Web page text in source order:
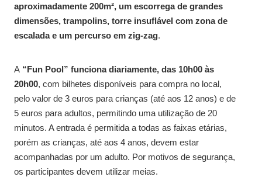
aproximadamente 200m², um escorrega de grandes
dimensões, trampolins, torre insuflável com zona de
escalada e um percurso em zig-zag.
A “Fun Pool” funciona diariamente, das 10h00 às
20h00, com bilhetes disponíveis para compra no local,
pelo valor de 3 euros para crianças (até aos 12 anos) e de
5 euros para adultos, permitindo uma utilização de 20
minutos. A entrada é permitida a todas as faixas etárias,
porém as crianças, até aos 4 anos, devem estar
acompanhadas por um adulto. Por motivos de segurança,
os participantes devem utilizar meias.